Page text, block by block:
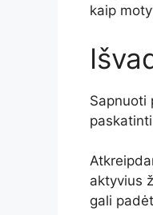
kaip
Sapnuoti
aktyvius
gali